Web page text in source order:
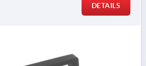
DETAILS